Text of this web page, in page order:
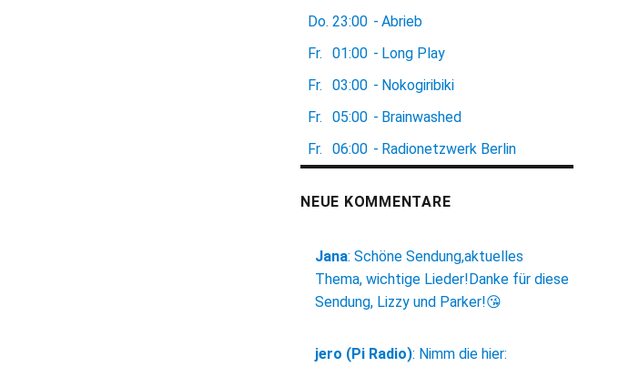
Do. 23:00 - Abrieb
Fr.
01:00 - Long Play
Fr.
03:00 - Nokogiribiki
Fr.
05:00 - Brainwashed
Fr.
06:00 - Radionetzwerk Berlin
NEUE KOMMENTARE
Jana: Schöne Sendung,aktuelles
Thema, wichtige Lieder!Danke für diese
Sendung, Lizzy und Parker!😘
jero (Pi Radio): Nimm die hier: